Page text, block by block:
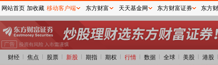
财经 焦点 股票 新股 期指 期权 行情 数据 全球 美股 港股
网站首页 加收藏 移动客户端 东方财富 天天基金网 东方财富证券 东方